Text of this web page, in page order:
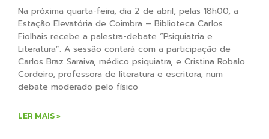
Na próxima quarta-feira, dia 2 de abril, pelas 18h00, a
Estação Elevatória de Coimbra – Biblioteca Carlos
Fiolhais recebe a palestra-debate “Psiquiatria e
Literatura”. A sessão contará com a participação de
Carlos Braz Saraiva, médico psiquiatra, e Cristina Robalo
Cordeiro, professora de literatura e escritora, num
debate moderado pelo físico
LER MAIS »